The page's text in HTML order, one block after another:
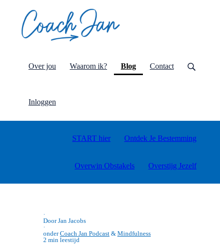
Over jou Waarom ik? Blog(current)
Contact
Inloggen
START hier Ontdek Je Bestemming
Overwin Obstakels Overstijg Jezelf
·
Door Jan Jacobs
·
onderCoach Jan Podcast & Mindfulness
2 min leestijd